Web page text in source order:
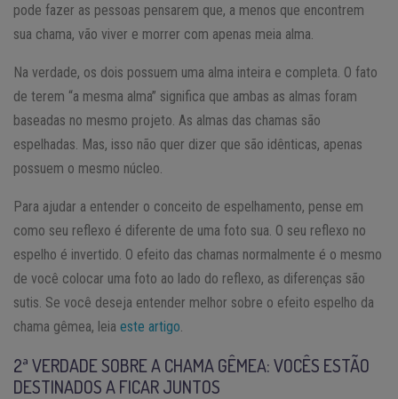
pode fazer as pessoas pensarem que, a menos que encontrem
sua chama, vão viver e morrer com apenas meia alma.
Na verdade, os dois possuem uma alma inteira e completa. O fato
de terem “a mesma alma” significa que ambas as almas foram
baseadas no mesmo projeto. As almas das chamas são
espelhadas. Mas, isso não quer dizer que são idênticas, apenas
possuem o mesmo núcleo.
Para ajudar a entender o conceito de espelhamento, pense em
como seu reflexo é diferente de uma foto sua. O seu reflexo no
espelho é invertido. O efeito das chamas normalmente é o mesmo
de você colocar uma foto ao lado do reflexo, as diferenças são
sutis. Se você deseja entender melhor sobre o efeito espelho da
chama gêmea, leia este artigo
2ª VERDADE SOBRE A CHAMA GÊMEA: VOCÊS ESTÃO
DESTINADOS A FICAR JUNTOS